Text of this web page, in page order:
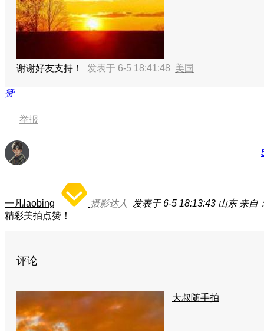
谢谢好友支持！ 发表于 6-5 18:41:48 美国
赞
举报
一凡laobing 摄影达人 发表于 6-5 18:13:43 山东 来自
精彩美拍点赞！
评论
大叔随手拍